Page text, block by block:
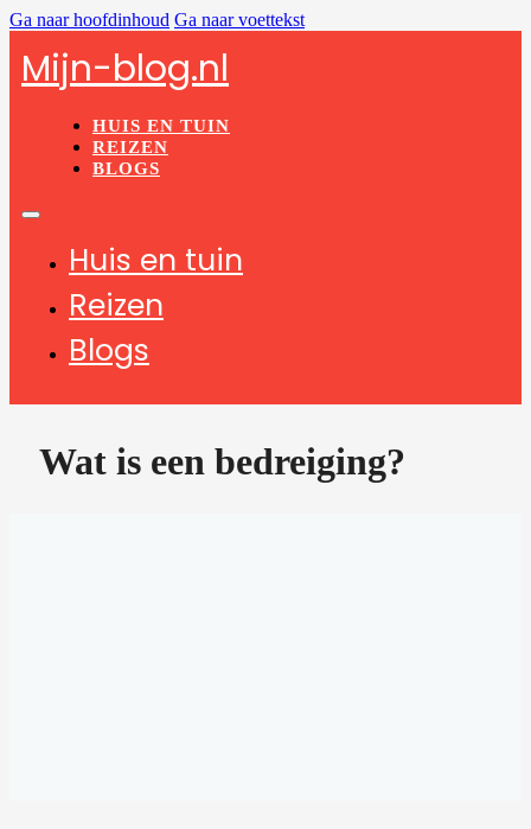
Ga naar hoofdinhoud Ga naar voettekst
Mijn-blog.nl
HUIS EN TUIN
REIZEN
BLOGS
Huis en tuin
Reizen
Blogs
Wat is een bedreiging?